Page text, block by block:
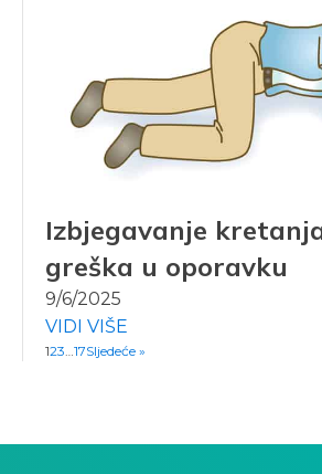
Izbjegavanje
greška u oporavku
9/6/2025
VIDI VIŠE
123 17Sljedeće »